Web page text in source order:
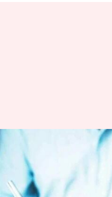
How to
వయసులోనే
అలవాట్లు